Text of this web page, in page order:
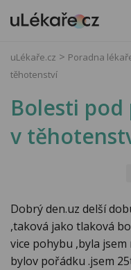
uLékaře.cz Poradna
těhotenství
Bolesti pod
v
Dobrý den.uz delší
,taková jako tlaková
vice pohybu ,byla
bylov pořádku .jsem